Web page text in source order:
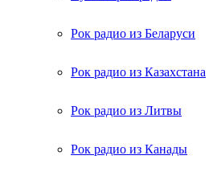
Рок радио из Беларуси
Рок радио из Казахстана
Рок радио из Литвы
Рок радио из Канады